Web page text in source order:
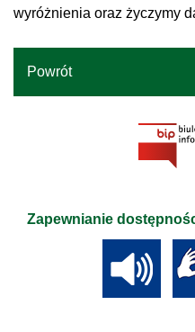
wyróżnienia oraz życzymy
Powrót
Zapewnianie